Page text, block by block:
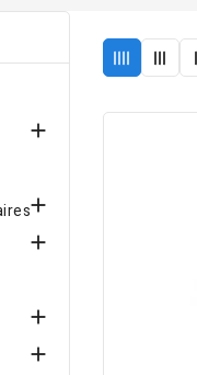




